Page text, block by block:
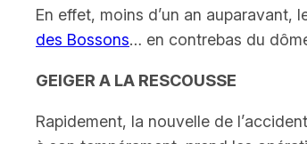
En effet, moins d’un an auparavant,
des Bossons… en contrebas du
GEIGER A LA RESCOUSSE
Rapidement, la nouvelle de